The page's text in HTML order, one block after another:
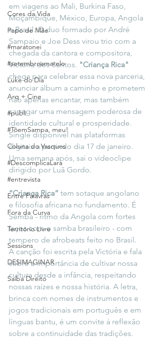
Cores da Vida
Papo de Mãe
#maratonei
#setembroamarelo
Luke do Dia
Arq + Cine
#publi
#TôemSampa, meu!
Coluna do Vasques
#DescomplicaLara
#entrevista
Entre Palavras
Fora da Curva
Território Livre
Sessions
DESIMAGINAR
Saiba Direito
em viagens ao Mali, Burkina Faso,
Moçambique, México, Europa, Angola
e Brasil. O duo formado por André
Sampaio e Joe Dess virou trio com a
chegada da cantora e compositora,
Victória dos Santos. "Criança Rica"
chega para celebrar essa nova parceria,
anunciar álbum a caminho e prometem
não apenas encantar, mas também
carregar uma mensagem poderosa de
identidade cultural e prosperidade.
Single disponível nas plataformas
digitais a partir do dia 17 de janeiro.
Uma semana após, sai o videoclipe
dirigido por Luã Gordo.
“Criança Rica” tem sotaque angolano
e filosofia africana no fundamento. É
Semba - ritmo da Angola com fortes
laços com o samba brasileiro - com
tempero de afrobeats feito no Brasil.
A canção foi escrita pela Victória e fala
sobre a importância de cultivar nossa
cultura desde a infância, respeitando
nossas raízes e nossa história. A letra,
brinca com nomes de instrumentos e
jogos tradicionais em português e em
línguas bantu, é um convite à reflexão
sobre a continuidade das tradições.